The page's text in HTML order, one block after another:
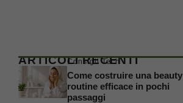
ARTICOLI RECENTI
Consigli Tech
Come costruire una beauty
routine efficace in pochi
passaggi